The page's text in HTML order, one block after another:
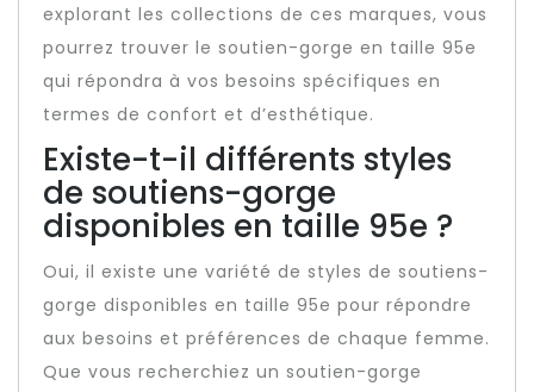
explorant les collections de ces marques, vous
pourrez trouver le soutien-gorge en taille 95e
qui répondra à vos besoins spécifiques en
termes de confort et d’esthétique.
Existe-t-il différents styles
de soutiens-gorge
disponibles en taille 95e ?
Oui, il existe une variété de styles de soutiens-
gorge disponibles en taille 95e pour répondre
aux besoins et préférences de chaque femme.
Que vous recherchiez un soutien-gorge